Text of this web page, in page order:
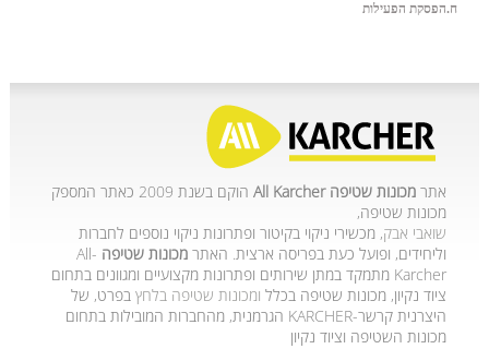
ח.הפסקת הפעילות
אתר מכונות שטיפה All Karcher
הוקם בשנת 2009 כאתר המספק
מכונות שטיפה,
שואבי אבק, מכשירי ניקוי בקיטור ופתרונות ניקוי נוספים לחברות
וליחידים, ופועל כעת בפריסה ארצית. האתר מכונות שטיפה All-
Karcher מתמקד במתן שירותים ופתרונות מקצועיים ומגוונים בתחום
ציוד נקיון, מכונות שטיפה בכלל ומכונות שטיפה בלחץ בפרט, של
היצרנית קרשרKARCHER- הגרמנית, מהחברות המובילות בתחום
מכונות השטיפה וציוד נקיון